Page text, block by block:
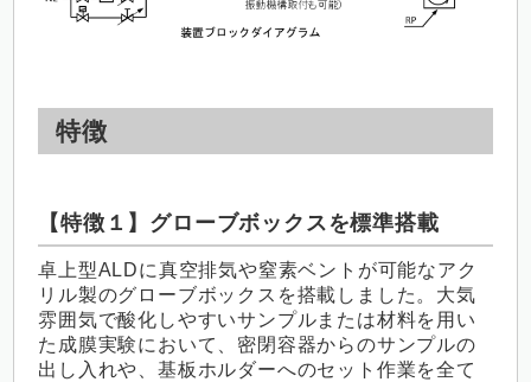
特徴
【特徴１】グローブボックスを標準搭載
卓上型ALDに真空排気や窒素ベントが可能なアク
リル製のグローブボックスを搭載しました。大気
雰囲気で酸化しやすいサンプルまたは材料を用い
た成膜実験において、密閉容器からのサンプルの
出し入れや、基板ホルダーへのセット作業を全て